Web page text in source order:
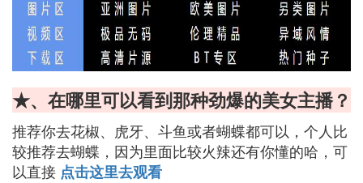
★、在哪里可以看到那种劲爆的美女主播？
推荐你去花椒、虎牙、斗鱼或者蝴蝶都可以，个人比
较推荐去蝴蝶，因为里面比较火辣还有你懂的哈，可
以直接 点击这里去观看